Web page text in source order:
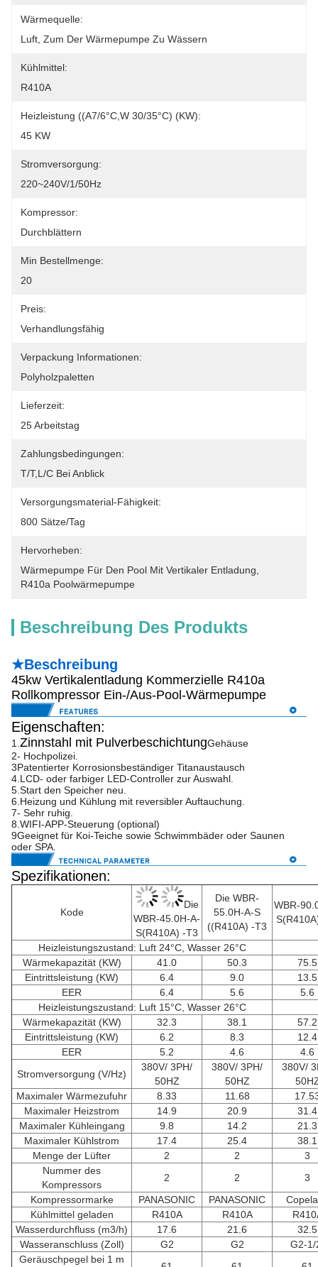
Wärmequelle:
Luft, Zum Der Wärmepumpe Zu Wässern
Kühlmittel:
R410A
Heizleistung ((A7/6°C,W 30/35°C) (kW):
45 KW
Stromversorgung:
220~240V/1/50Hz
Kompressor:
Durchblättern
Min Bestellmenge:
20
Preis:
Verhandlungsfähig
Verpackung Informationen:
Polyholzpaletten
Lieferzeit:
25 Arbeitstag
Zahlungsbedingungen:
T/T,L/C Bei Anblick
Versorgungsmaterial-Fähigkeit:
800 Sätze/Tag
Hervorheben:
Wärmepumpe Für Den Pool Mit Vertikaler Entladung
R410a Poolwärmepumpe
Beschreibung Des Produkts
★Beschreibung
45kw Vertikalentladung Kommerzielle R410a
Rollkompressor Ein-/Aus-Pool-Wärmepumpe
Eigenschaften:
1. Zinnstahl mit PulverbeschichtungGehäuse
2- Hochpolizei.
3Patentierter Korrosionsbeständiger Titanaustausch
4.LCD- oder farbiger LED-Controller zur Auswahl.
5.Start den Speicher neu.
6.Heizung und Kühlung mit reversibler Auftauchung.
7- Sehr ruhig.
8.WIFI-APP-Steuerung (optional)
9Geeignet für Koi-Teiche sowie Schwimmbäder oder Saunen
oder SPA.
Spezifikationen:
Kode
Die
WBR-45.0H-A-
S(R410A) -T3
Die WBR-
55.0H-A-S
((R410A) -T3
WBR-
Heizleistungszustand: Luft 24°C, Wasser 26°C
Wärmekapazität (KW)
41.0 50.3
75.5
Eintrittsleistung (KW)
6.4 9.0
13.5
EER
6.4 5.6
5.6
Heizleistungszustand: Luft 15°C, Wasser 26°C
Wärmekapazität (KW)
32.3 38.1
57.2
Eintrittsleistung (KW)
6.2 8.3
12.4
EER
5.2 4.6
4.6
Stromversorgung (V/Hz)
380V/ 3PH/
50HZ
380V/ 3PH/
50HZ
380V/
Maximaler Wärmezufuhr
8.33 11.68
Maximaler Heizstrom
14.9 20.9
31.4
Maximaler Kühleingang
9.8 14.2
21.3
Maximaler Kühlstrom
17.4 25.4
38.1
Menge der Lüfter
2 2
3
Nummer des
Kompressors
2 2
3
Kompressormarke
PANASONIC PANASONIC
Kühlmittel geladen
R410A R410A
Wasserdurchfluss (m3/h)
17.6 21.6
32.5
Wasseranschluss (Zoll)
G2 G2
G2-1/
Geräuschpegel bei 1 m